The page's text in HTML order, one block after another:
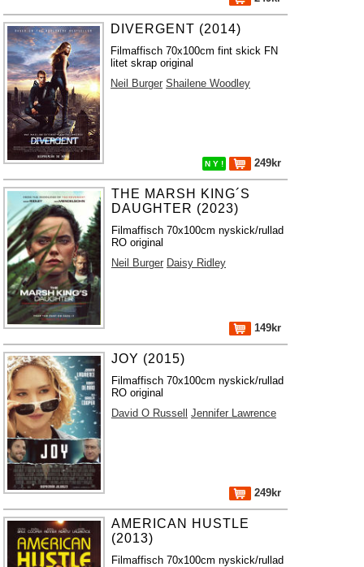
DIVERGENT (2014)
Filmaffisch 70x100cm fint skick FN
litet skrap original
Neil Burger Shailene Woodley
N Y ! 249kr
THE MARSH KING´S
DAUGHTER (2023)
Filmaffisch 70x100cm nyskick/rullad
RO original
Neil Burger Daisy Ridley
149kr
JOY (2015)
Filmaffisch 70x100cm nyskick/rullad
RO original
David O Russell
Jennifer Lawrence
249kr
AMERICAN HUSTLE
(2013)
Filmaffisch 70x100cm nyskick/rullad